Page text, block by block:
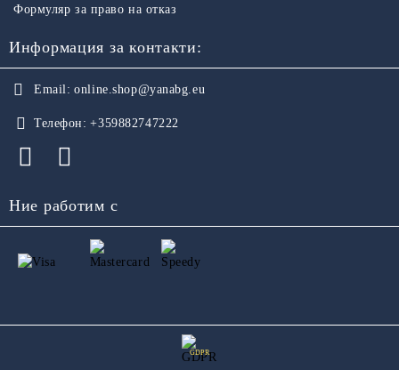
Формуляр за право на отказ
Информация за контакти:
Email: online.shop@yanabg.eu
Телефон: +359882747222
Ние работим с
GDPR